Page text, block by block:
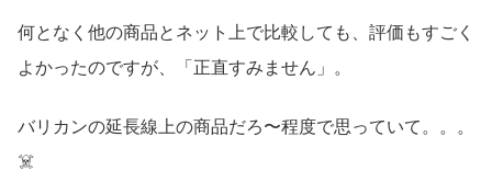
何となく他の商品とネット上で比較しても、評価もすごく
よかったのですが、「正直すみません」。
バリカンの延長線上の商品だろ〜程度で思っていて。。。
☠️